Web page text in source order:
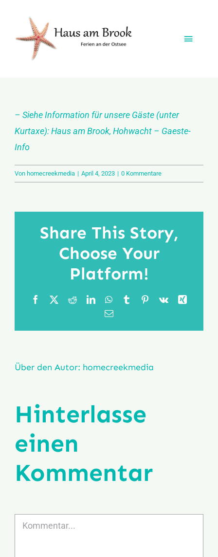
springen
Toggle
Die Lage
FAQ
– Siehe Information für unsere Gäste (unter
Kurtaxe):Haus am Brook, Hohwacht – Gaeste-
Info
Von homecreekmedia | April 4, 2023 | 0 Kommentare
Share This Story,
Choose Your
Platform!
Facebook RedditLinkedInWhatsApp
TumblrPinterest
Vk
Xing
E-
Über den Autor: homecreekmedia
Hinterlasse
einen
Kommentar
Kommentar